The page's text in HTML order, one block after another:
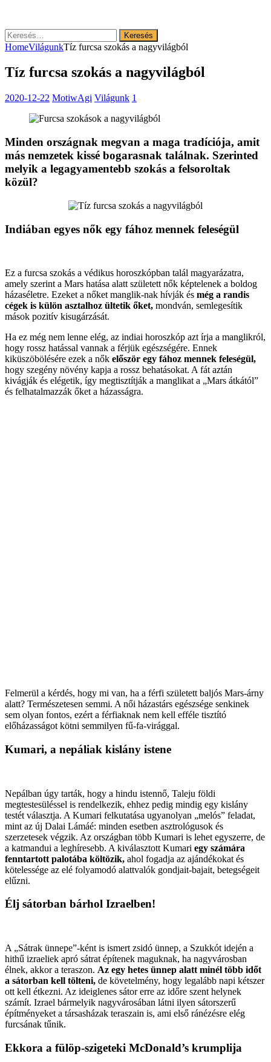
Keresés:
HomeVilágunkTíz furcsa szokás a nagyvilágból
Tíz furcsa szokás a nagyvilágból
2020-12-22 MotiwAgi Világunk 1
Minden országnak megvan a maga tradíciója, amit
más nemzetek kissé bogarasnak találnak. Szerinted
melyik a legagyamentebb szokás a felsoroltak
közül?
Indiában egyes nők egy fához mennek feleségül
Ez a furcsa szokás a védikus horoszkópban talál magyarázatra,
amely szerint a Mars hatása alatt született nők képtelenek a boldog
házaséletre. Ezeket a nőket manglik-nak hívják és még a randis
cégek is külön asztalhoz ültetik őket, mondván, semlegesítik
mások pozitív kisugárzását.
Ha ez még nem lenne elég, az indiai horoszkóp azt írja a manglikról,
hogy rossz hatással vannak a férjük egészségére. Ennek
kiküszöbölésére ezek a nők először egy fához mennek feleségül,
hogy szegény növény kapja a rossz behatásokat. A fát aztán
kivágják és elégetik, így megtisztítják a manglikat a „Mars átkától”
és felhatalmazzák őket a házasságra.
Felmerül a kérdés, hogy mi van, ha a férfi született baljós Mars-árny
alatt? Természetesen semmi. A női házastárs egészsége senkinek
sem olyan fontos, ezért a férfiaknak nem kell efféle tisztító
előházasságot kötni semmilyen fű-fa-virággal.
Kumari, a nepáliak kislány istene
Nepálban úgy tarták, hogy a hindu istennő, Taleju földi
megtestesüléssel is rendelkezik, ehhez pedig mindig egy kislány
testét választja. A Kumari felkutatása ugyanolyan „melós” feladat,
mint az új Dalai Lámáé: minden esetben asztrológusok és
szerzetesek végzik. Az országban több Kumari is lehet egyszerre, de
a katmandui a leghíresebb. A kiválasztott Kumari egy számára
fenntartott palotába költözik, ahol fogadja az ajándékokat és
kötelessége az elé folyamodó alattvalók gondjait-bajait, betegségeit
elűzni.
Élj sátorban bárhol Izraelben!
A „Sátrak ünnepe”-ként is ismert zsidó ünnep, a Szukkót idején a
hithű izraeliek apró sátrat építenek maguknak, ha nagyvárosban
élnek, akkor a teraszon. Az egy hetes ünnep alatt minél több időt
a sátorban kell tölteni, de követelmény, hogy legalább napi kétszer
ott kell étkezni. Az ideiglenes sátor erre az időre szent helynek
számít. Izrael bármelyik nagyvárosában látni ilyen sátorszerű
építményeket a társasházak teraszain is, ami első ránézésre elég
furcsának tűnik.
Ekkora a fülöp-szigeteki McDonald’s krumplija